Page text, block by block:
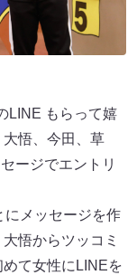
LINE もらって嬉
悟、今田、草
ージでエントリ
にメッセージを作
悟からツッコミ
て女性にLINEを